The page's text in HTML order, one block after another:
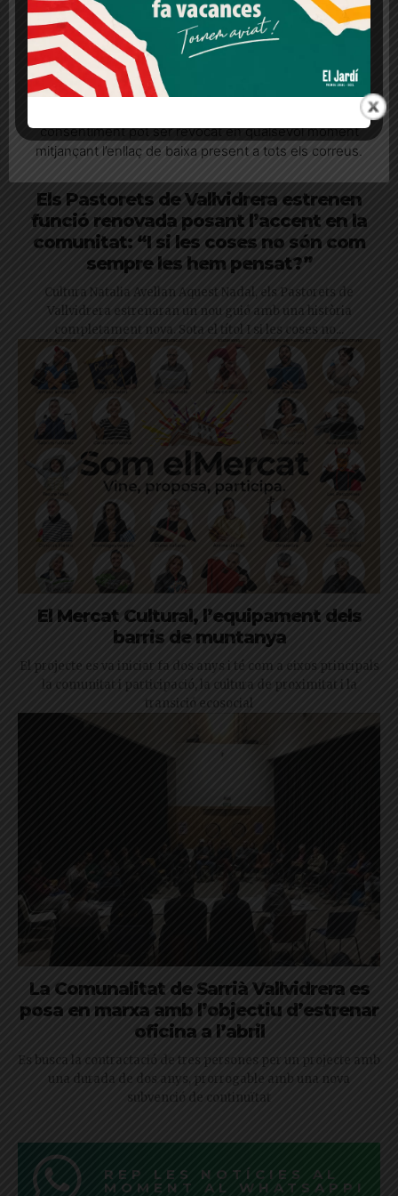
Els Pastorets de Vallvidrera estrenen
funció renovada posant l’accent en la
comunitat: “I si les coses no són com
sempre les hem pensat?”
Cultura Natalia Avellan Aquest Nadal, els Pastorets de
Vallvidrera estrenaran un nou guió amb una història
completament nova. Sota el títol I si les coses no...
El Mercat Cultural, l’equipament dels
barris de muntanya
El projecte es va iniciar fa dos anys i té com a eixos principals
la comunitat i participació, la cultura de proximitat i la
transició ecosocial
La Comunalitat de Sarrià Vallvidrera es
posa en marxa amb l’objectiu d’estrenar
oficina a l’abril
Es busca la contractació de tres persones per un projecte amb
una durada de dos anys, prorrogable amb una nova
subvenció de continuïtat
REP LES NOTÍCIES AL
MOMENT AL WHATSAPP!
Més informació Acceptar Rebutjar tot
Quan l’usuari crea un compte al Diari el Jardí, dona el
seu consentiment explícit per rebre comunicacions
consentiment pot ser revocat en qualsevol moment
mitjançant l’enllaç de baixa present a tots els correus.